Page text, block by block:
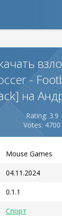
-
на
Rating: 3.9
Votes: 4700
Mouse Games
04.11.2024
0.1.1
Спорт